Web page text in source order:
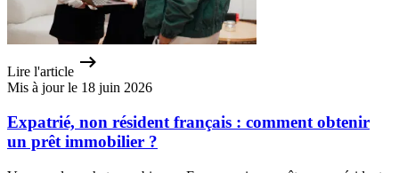
Lire l'article
Mis à jour le 18 juin 2026
Expatrié, non résident français : comment obtenir
un prêt immobilier ?